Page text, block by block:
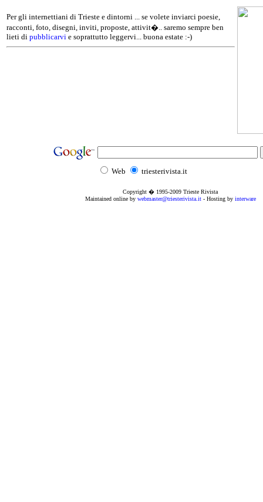
Per gli internettiani di Trieste e dintorni ... se volete inviarci poesie,
racconti, foto, disegni, inviti, proposte, attivit�.. saremo sempre ben
lieti di pubblicarvi e soprattutto leggervi... buona estate :-)
Web triesterivista.it
Copyright � 1995-2009 Trieste Rivista
Maintained online by webmaster@triesterivista.it- Hosting by interware